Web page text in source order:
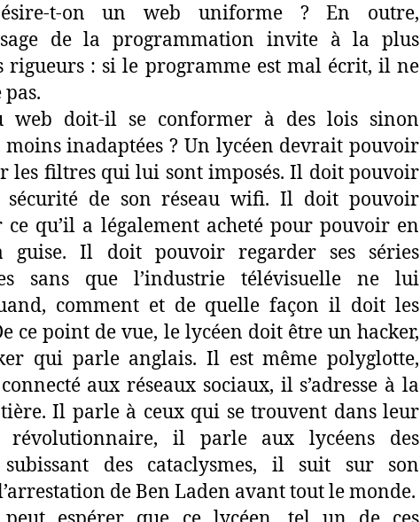
t-on un web uniforme ? En outre,
de la programmation invite à la plus
rigueurs : si le programme est mal écrit, il ne
web doit-il se conformer à des lois sinon
inadaptées ? Un lycéen devrait pouvoir
les filtres qui lui sont imposés. Il doit pouvoir
sécurité de son réseau wifi. Il doit pouvoir
ce qu’il a légalement acheté pour pouvoir en
Il doit pouvoir regarder ses séries
sans que l’industrie télévisuelle ne lui
comment et de quelle façon il doit les
ce point de vue, le lycéen doit être un hacker,
qui parle anglais. Il est même polyglotte,
aux réseaux sociaux, il s’adresse à la
Il parle à ceux qui se trouvent dans leur
révolutionnaire, il parle aux lycéens des
subissant des cataclysmes, il suit sur son
de Ben Laden avant tout le monde.